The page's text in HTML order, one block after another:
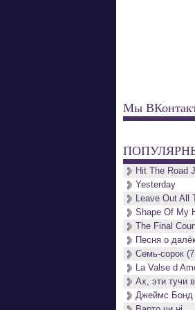
Мы
Hit The Road
Yesterday
Leave Out All
Shape Of My
The Final
Песня о
Семь-сорок
La Valse d
Ах, эти тучи
Джеймс Бонд